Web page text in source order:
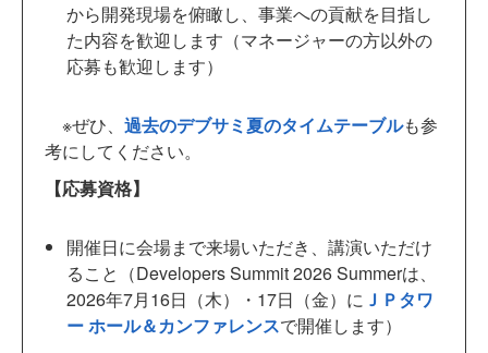
から開発現場を俯瞰し、事業への貢献を目指し
た内容を歓迎します（マネージャーの方以外の
応募も歓迎します）
※ぜひ、 過去のデブサミ夏のタイムテーブルも参
考にしてください。
【応募資格】
開催日に会場まで来場いただき、講演いただけ
ること（Developers Summit 2026 Summerは、
2026年7月16日（木）・17日（金）に ＪＰタワ
ー ホール＆カンファレンスで開催します）